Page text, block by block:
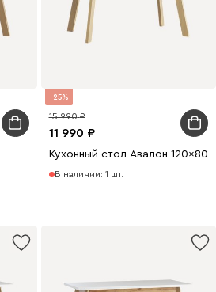
25
11 990
15 990
Кухонный стол Авалон
В наличии: 1 шт.